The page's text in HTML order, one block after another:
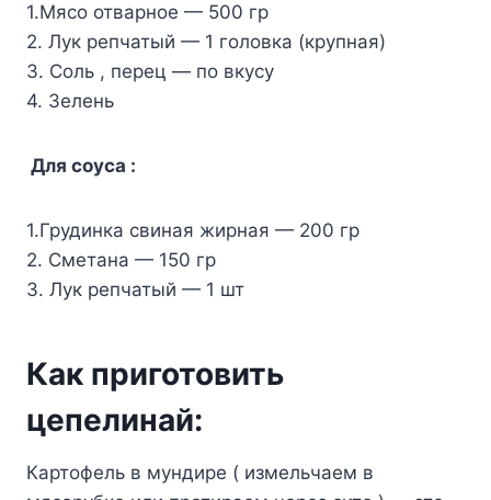
1.Мясо отварное — 500 гр
2. Лук репчатый — 1 головка (крупная)
3. Соль , перец — по вкусу
4. Зелень
Для соуса :
1.Грудинка свиная жирная — 200 гр
2. Сметана — 150 гр
3. Лук репчатый — 1 шт
Как приготовить
цепелинай:
Картофель в мундире ( измельчаем в